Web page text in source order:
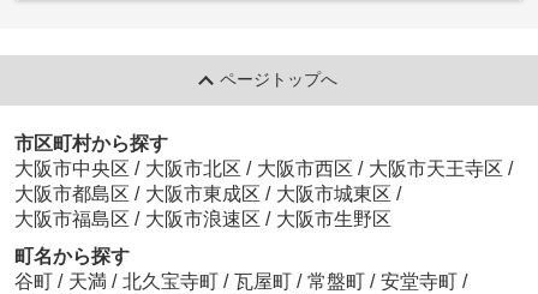
ページトップへ
市区町村から探す
大阪市中央区 / 大阪市北区 / 大阪市西区 / 大阪市天王寺区 /
大阪市都島区 / 大阪市東成区 / 大阪市城東区 /
大阪市福島区 / 大阪市浪速区 / 大阪市生野区
町名から探す
谷町 / 天満 / 北久宝寺町 / 瓦屋町 / 常盤町 / 安堂寺町 /